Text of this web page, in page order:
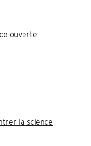
ouverte
la science